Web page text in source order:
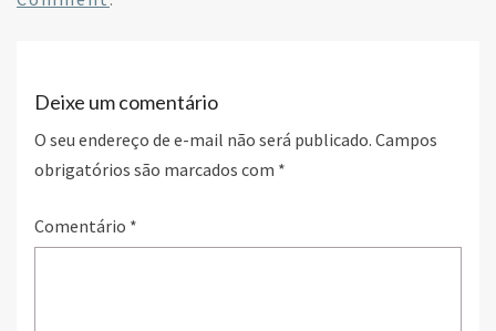
Deixe um comentário
O seu endereço de e-mail não será publicado. Campos
obrigatórios são marcados com *
Comentário *